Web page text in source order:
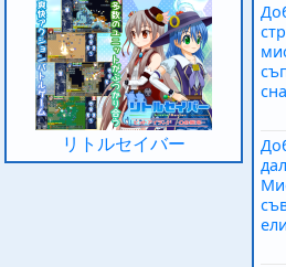
リトルセイバー